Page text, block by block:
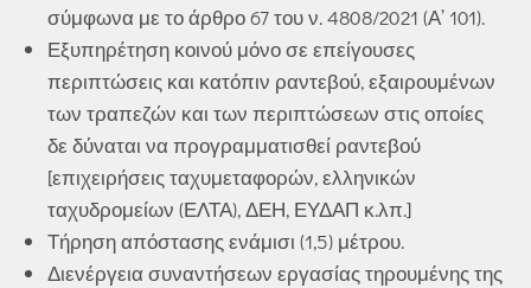
σύμφωνα με το άρθρο 67 του ν. 4808/2021 (Α’ 101).
Εξυπηρέτηση κοινού μόνο σε επείγουσες
περιπτώσεις και κατόπιν ραντεβού, εξαιρουμένων
των τραπεζών και των περιπτώσεων στις οποίες
δε δύναται να προγραμματισθεί ραντεβού
[επιχειρήσεις ταχυμεταφορών, ελληνικών
ταχυδρομείων (ΕΛΤΑ), ΔΕΗ, ΕΥΔΑΠ κ.λπ.]
Τήρηση απόστασης ενάμισι (1,5) μέτρου.
Διενέργεια συναντήσεων εργασίας τηρουμένης της